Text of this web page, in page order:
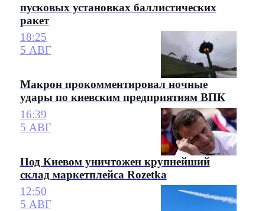
пусковых установках баллистических
ракет
18:25
5 АВГ
Макрон прокомментировал ночные
удары по киевским предприятиям ВПК
16:39
5 АВГ
Под Киевом уничтожен крупнейший
склад маркетплейса Rozetka
12:50
5 АВГ